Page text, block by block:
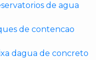
de agua
de contencao
dagua de concreto